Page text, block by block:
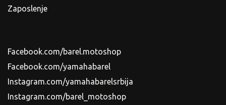
Zaposlenje
Facebook.com/barel.motoshop
Facebook.com/yamahabarel
Instagram.com/yamahabarelsrbija
Instagram.com/barel_motoshop